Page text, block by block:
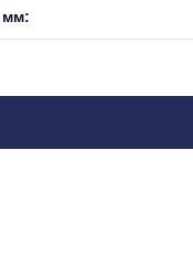
мм: